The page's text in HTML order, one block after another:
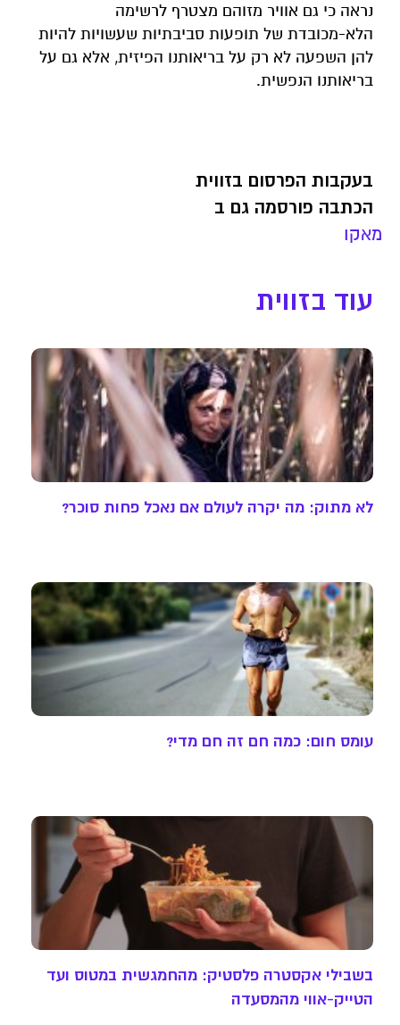
נראה כי גם אוויר מזוהם מצטרף לרשימה
הלא-מכובדת של תופעות סביבתיות שעשויות להיות
להן השפעה לא רק על בריאותנו הפיזית, אלא גם על
בריאותנו הנפשית.
בעקבות הפרסום בזווית
הכתבה פורסמה גם ב
מאקו
עוד בזווית
לא מתוק: מה יקרה לעולם אם נאכל פחות סוכר?
עומס חום: כמה חם זה חם מדי?
בשבילי אקסטרה פלסטיק: מהחמגשית במטוס ועד
הטייק-אווי מהמסעדה